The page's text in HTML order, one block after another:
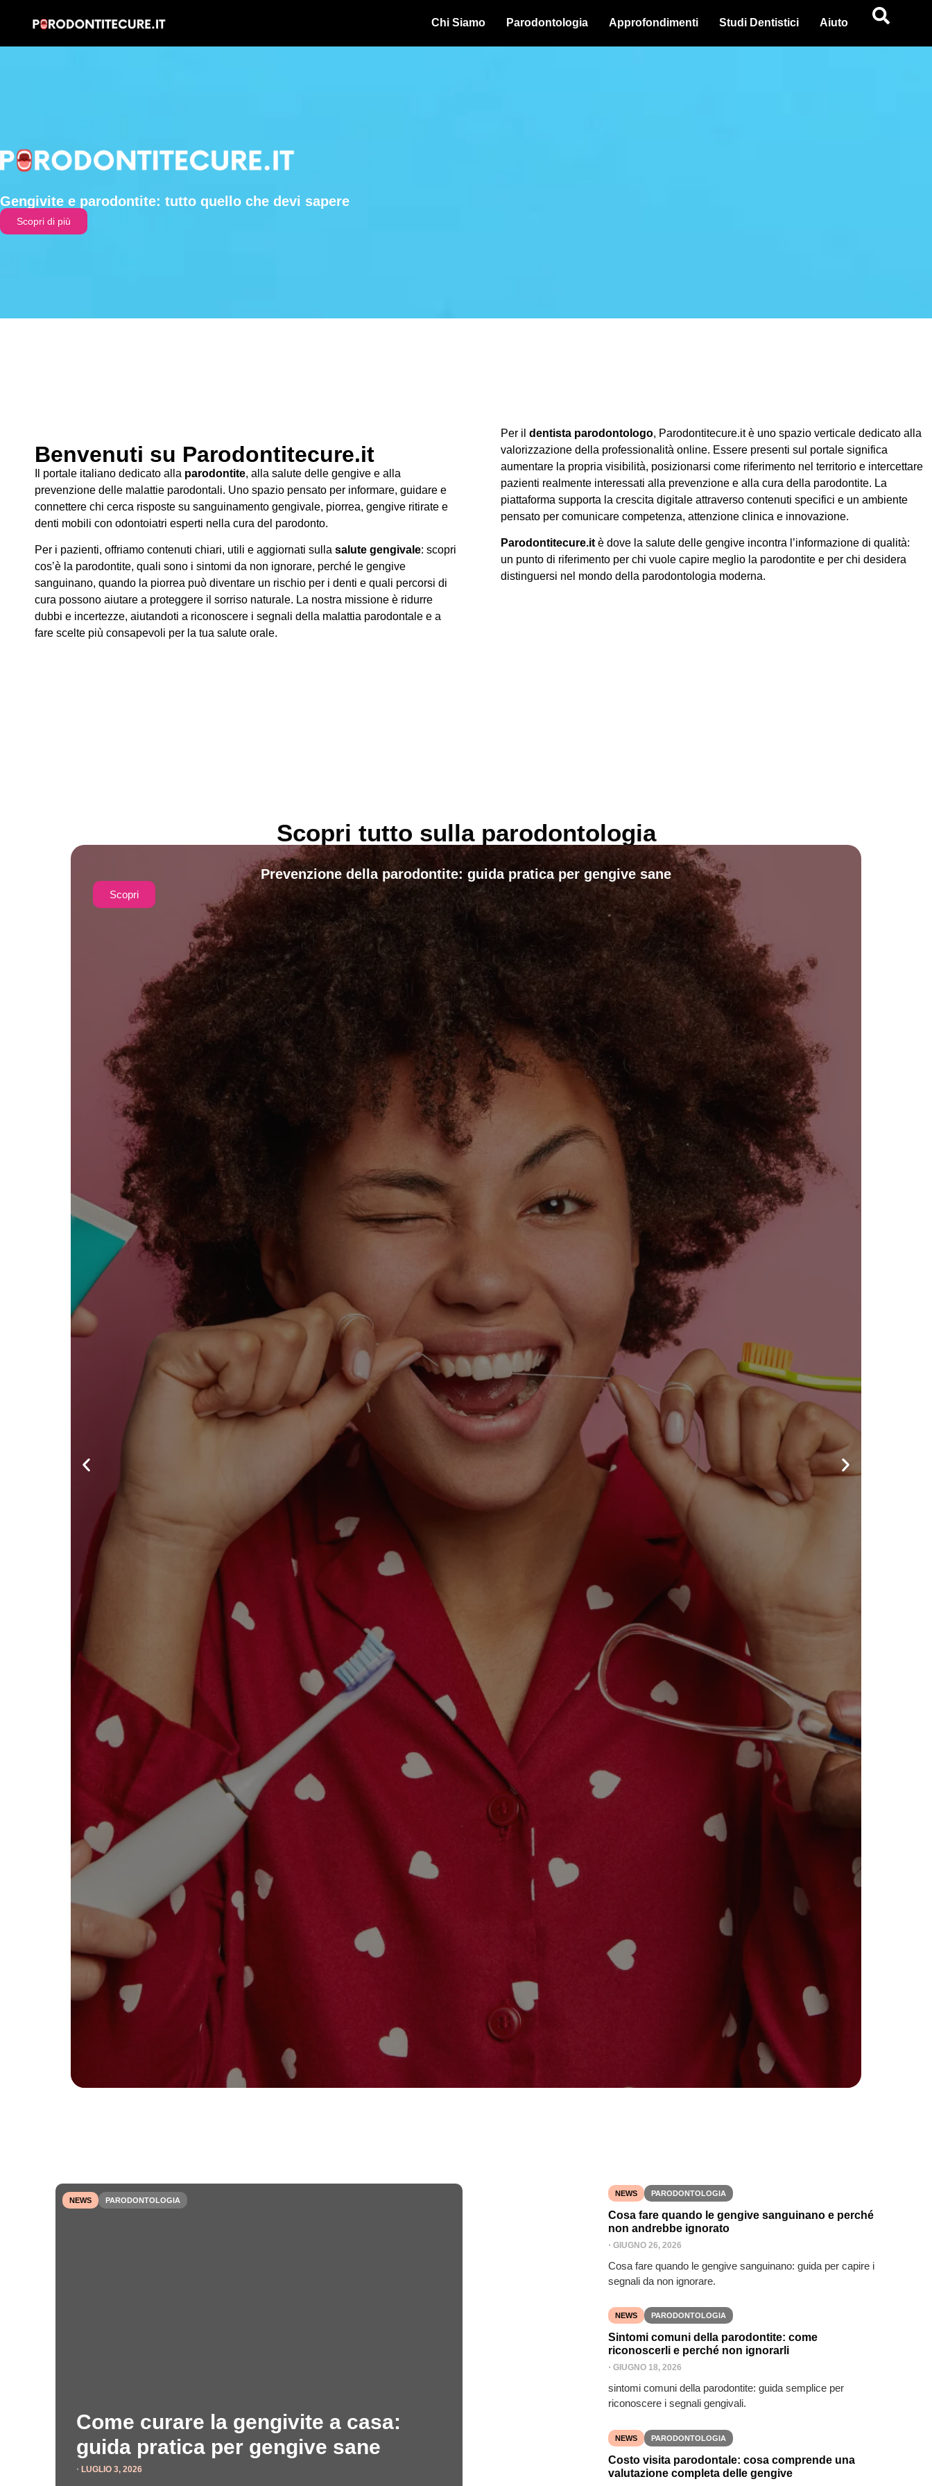
Chi Siamo Parodontologia Approfondimenti Studi Dentistici Aiuto
Gengivite e parodontite: tutto quello che devi sapere
Scopri di più
Benvenuti su Parodontitecure.it
Il portale italiano dedicato alla parodontite, alla salute delle gengive e alla
prevenzione delle malattie parodontali. Uno spazio pensato per informare, guidare e
connettere chi cerca risposte su sanguinamento gengivale, piorrea, gengive ritirate e
denti mobili con odontoiatri esperti nella cura del parodonto.
Per i pazienti, offriamo contenuti chiari, utili e aggiornati sullasalute gengivale: scopri
cos’è la parodontite, quali sono i sintomi da non ignorare, perché le gengive
sanguinano, quando la piorrea può diventare un rischio per i denti e quali percorsi di
cura possono aiutare a proteggere il sorriso naturale. La nostra missione è ridurre
dubbi e incertezze, aiutandoti a riconoscere i segnali della malattia parodontale e a
fare scelte più consapevoli per la tua salute orale.
Per ildentista parodontologo, Parodontitecure.it è uno spazio verticale dedicato alla
valorizzazione della professionalità online. Essere presenti sul portale significa
aumentare la propria visibilità, posizionarsi come riferimento nel territorio e intercettare
pazienti realmente interessati alla prevenzione e alla cura della parodontite. La
piattaforma supporta la crescita digitale attraverso contenuti specifici e un ambiente
pensato per comunicare competenza, attenzione clinica e innovazione.
Parodontitecure.itè dove la salute delle gengive incontra l’informazione di qualità:
un punto di riferimento per chi vuole capire meglio la parodontite e per chi desidera
distinguersi nel mondo della parodontologia moderna.
Scopri tutto sulla parodontologia
Prevenzione della parodontite: guida pratica per gengive sane
Scopri
NEWS PARODONTOLOGIA
Come curare la gengivite a casa:
guida pratica per gengive sane
⋅ LUGLIO 3, 2026
NEWS PARODONTOLOGIA
Cosa fare quando le gengive sanguinano e perché
non andrebbe ignorato
⋅ GIUGNO 26, 2026
Cosa fare quando le gengive sanguinano: guida per capire i
segnali da non ignorare.
NEWS PARODONTOLOGIA
Sintomi comuni della parodontite: come
riconoscerli e perché non ignorarli
⋅ GIUGNO 18, 2026
sintomi comuni della parodontite: guida semplice per
riconoscere i segnali gengivali.
NEWS PARODONTOLOGIA
Costo visita parodontale: cosa comprende una
valutazione completa delle gengive